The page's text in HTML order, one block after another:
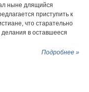
ныне длящийся
приступить к
что старательно
делания в оставшееся
Подробнее »